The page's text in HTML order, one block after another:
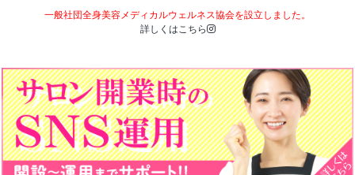
一般社団全身美容メディカルウェルネス協会を設立しました。
詳しくはこちら